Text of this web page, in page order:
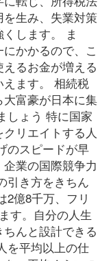
生み、失業対策
します。 ま
かかるので、こ
るお金が増える
ます。 相続税
富豪が日本に集
しょう 特に国家
リエイトする人
のスピードが早
業の国際競争力
引き方をきちん
2億8千万、フリ
す。自分の人生
んと設計できる
を平均以上の仕